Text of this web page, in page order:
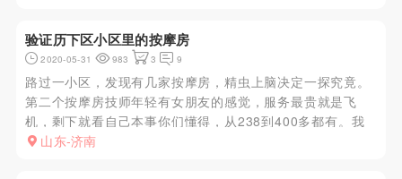
验证历下区小区里的按摩房
2020-05-31 983 3 9
路过一小区，发现有几家按摩房，精虫上脑决定一探究竟。
第二个按摩房技师年轻有女朋友的感觉，服务最贵就是飞
机，剩下就看自己本事你们懂得，从238到400多都有。我
朋友找的一个南方女孩说服务不错，我叫了一个济南本地的
山东-济南